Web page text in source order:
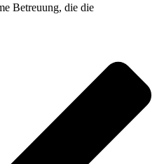
Betreuung, die die